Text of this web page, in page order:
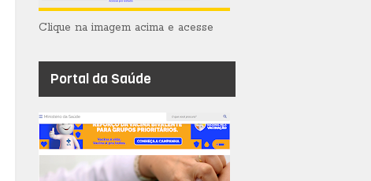
Clique na imagem acima e acesse
Portal da Saúde